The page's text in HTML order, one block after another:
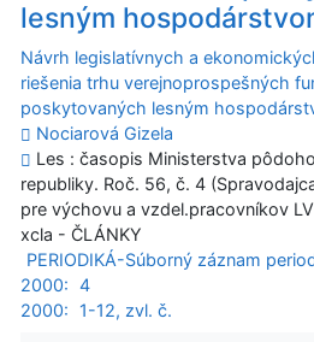
lesným
Návrh legislatívnych a
riešenia trhu verejnoprospešných
poskytovaných lesným
Nociarová Gizela
Les : časopis Ministerstva
republiky. Roč. 56, č. 4
pre výchovu a vzdel.pracovníkov
xcla - ČLÁNKY
PERIODIKÁ-Súborný záznam
2000: 4
2000:
1-12, zvl. č.